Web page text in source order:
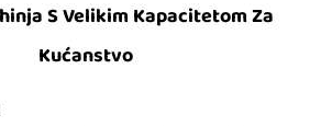
S Velikim Kapacitetom Za
Kućanstvo